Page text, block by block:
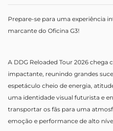
Prepare-se para uma experiência
marcante do Oficina G3!
A DDG Reloaded Tour 2026
impactante, reunindo grandes
espetáculo cheio de energia,
uma identidade visual futurista e
transportar os fãs para uma
emoção e performance de alto